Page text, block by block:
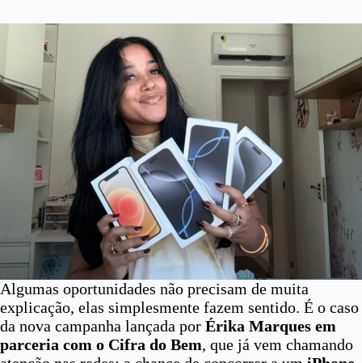
Algumas oportunidades não precisam de muita
explicação, elas simplesmente fazem sentido. É o caso
da nova campanha lançada por Érika Marques em
parceria com o Cifra do Bem, que já vem chamando